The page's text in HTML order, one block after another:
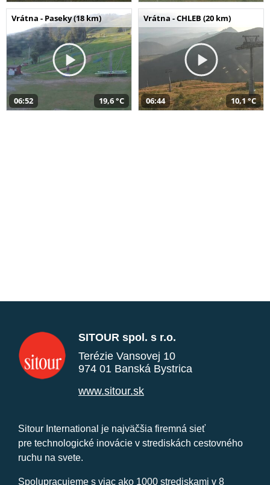
Vrátna - Paseky (18 km)
06:52 19,6 °C
Vrátna - CHLEB (20 km)
06:44 10,1 °C
SITOUR spol. s r.o.
Terézie Vansovej 10
974 01 Banská Bystrica
www.sitour.sk
Sitour International je najväčšia firemná sieť
pre technologické inovácie v strediskách cestovného
ruchu na svete.
Spolupracujeme s viac ako 1000 strediskami v 8